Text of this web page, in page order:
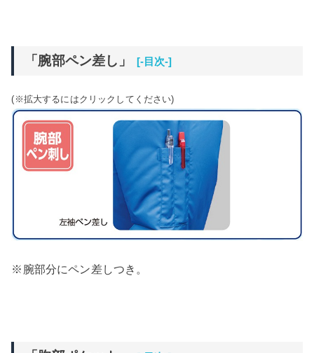
「腕部ペン差し」 [-目次-]
(※拡大するにはクリックしてください)
※腕部分にペン差しつき。